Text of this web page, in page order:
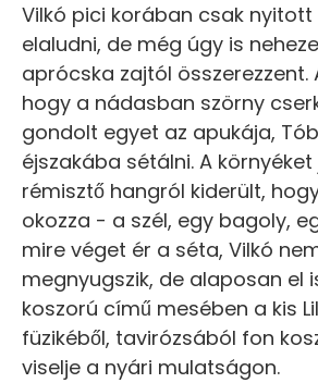
Vilkó pici korában csak
elaludni, de még úgy is
aprócska zajtól
hogy a nádasban szörny
gondolt egyet az apukája,
éjszakába sétálni. A
rémisztő hangról kiderült,
okozza - a szél, egy bagoly,
mire véget ér a séta, Vilkó
megnyugszik, de alaposan el
koszorú című mesében a kis
füzikéből, tavirózsából fon
viselje a nyári mulatságon.